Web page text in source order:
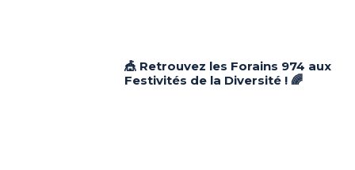
🎪 Retrouvez les Forains 974 aux
Festivités de la Diversité ! 🌈